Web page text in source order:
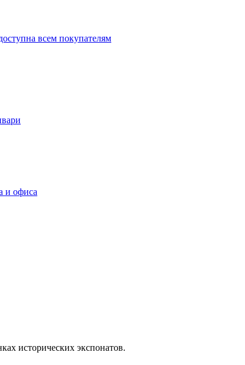
всем покупателям
и офиса
исторических экспонатов.